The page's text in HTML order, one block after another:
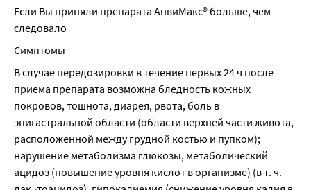
Если Вы приняли препарата АнвиМакс® больше, чем
следовало
Симптомы
В случае передозировки в течение первых 24 ч после
приема препарата возможна бледность кожных
покровов, тошнота, диарея, рвота, боль в
эпигастральной области (области верхней части живота,
расположенной между грудной костью и пупком);
нарушение метаболизма глюкозы, метаболический
ацидоз (повышение уровня кислот в организме) (в т. ч.